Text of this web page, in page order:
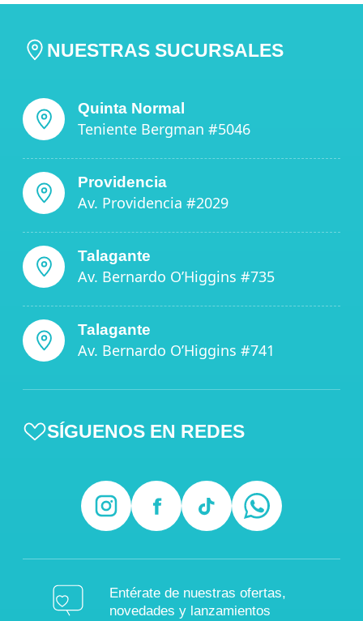
NUESTRAS SUCURSALES
Quinta Normal
Teniente Bergman #5046
Providencia
Av. Providencia #2029
Talagante
Av. Bernardo O’Higgins #735
Talagante
Av. Bernardo O’Higgins #741
SÍGUENOS EN REDES
Entérate de nuestras ofertas,
novedades y lanzamientos